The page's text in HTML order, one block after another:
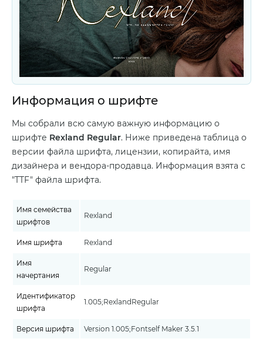
Информация о шрифте
Мы собрали всю самую важную информацию о
шрифте Rexland Regular. Ниже приведена таблица о
версии файла шрифта, лицензии, копирайта, имя
дизайнера и вендора-продавца. Информация взята с
"TTF" файла шрифта.
Имя семейства
шрифтов
Rexland
Имя шрифта Rexland
Имя
начертания
Regular
Идентификатор
шрифта
1.005;RexlandRegular
Версия шрифта Version 1.005;Fontself Maker 3.5.1